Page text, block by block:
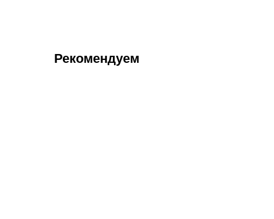
Рекомендуем